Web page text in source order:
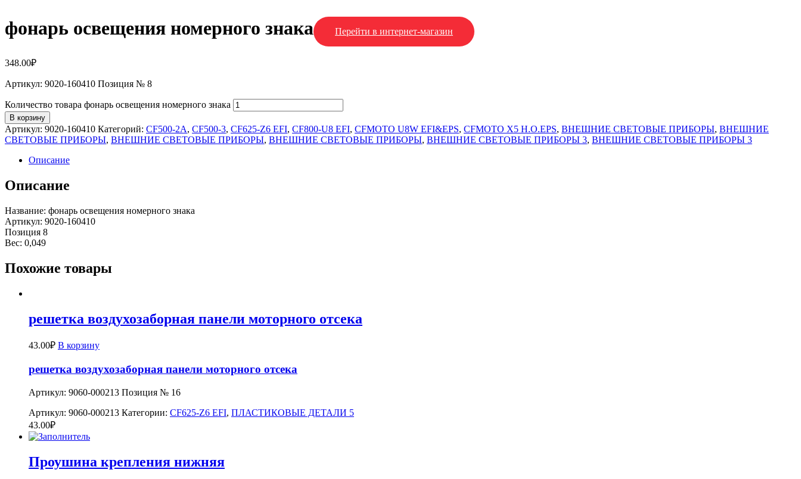
фонарь освещения номерного знака Перейти в интернет-магазин
348.00₽
Артикул: 9020-160410 Позиция № 8
Количество товара фонарь освещения номерного знака
В корзину
Артикул: 9020-160410 Категорий: CF500-2A, CF500-3, CF625-Z6 EFI, CF800-U8 EFI, CFMOTO U8W EFI&EPS, CFMOTO X5 H.O.EPS, ВНЕШНИЕ СВЕТОВЫЕ ПРИБОРЫ, ВНЕШНИЕ
СВЕТОВЫЕ ПРИБОРЫ, ВНЕШНИЕ СВЕТОВЫЕ ПРИБОРЫ, ВНЕШНИЕ СВЕТОВЫЕ ПРИБОРЫ, ВНЕШНИЕ СВЕТОВЫЕ ПРИБОРЫ 3, ВНЕШНИЕ СВЕТОВЫЕ ПРИБОРЫ 3
Описание
Описание
Название: фонарь освещения номерного знака
Артикул: 9020-160410
Позиция 8
Вес: 0,049
Похожие товары
решетка воздухозаборная панели моторного отсека
43.00₽ В корзину
решетка воздухозаборная панели моторного отсека
Артикул: 9060-000213 Позиция № 16
Артикул: 9060-000213 Категории: CF625-Z6 EFI, ПЛАСТИКОВЫЕ ДЕТАЛИ 5
43.00₽
Проушина крепления нижняя